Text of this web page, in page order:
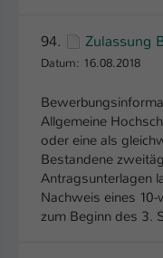
94. Zulassung
Datum: 16.08.2018
Allgemeine
oder eine als
Bestandene
Antragsunterlagen
Nachweis eines
zum Beginn des 3.
zu